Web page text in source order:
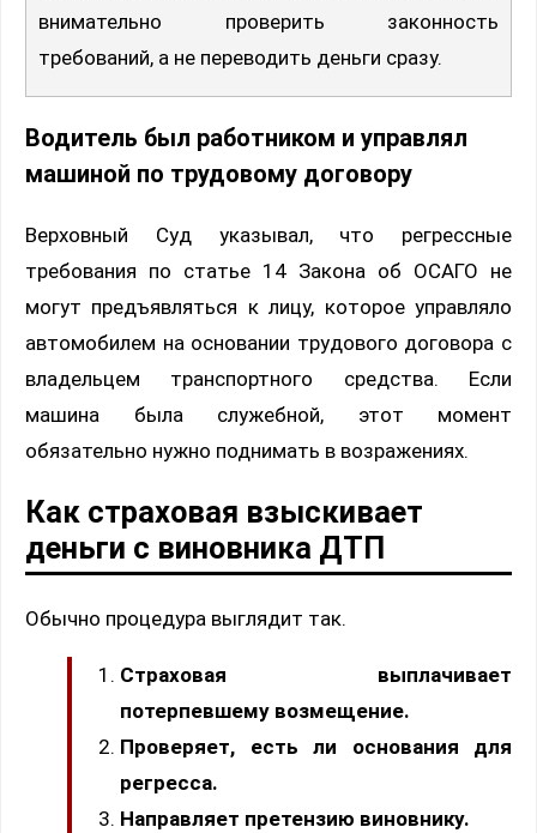
внимательно проверить законность
требований, а не переводить деньги сразу.
Водитель был работником и управлял
машиной по трудовому договору
Верховный Суд указывал, что регрессные
требования по статье 14 Закона об ОСАГО не
могут предъявляться к лицу, которое управляло
автомобилем на основании трудового договора с
владельцем транспортного средства. Если
машина была служебной, этот момент
обязательно нужно поднимать в возражениях.
Как страховая взыскивает
деньги с виновника ДТП
Обычно процедура выглядит так.
Страховая выплачивает
потерпевшему возмещение.
Проверяет, есть ли основания для
регресса.
Направляет претензию виновнику.